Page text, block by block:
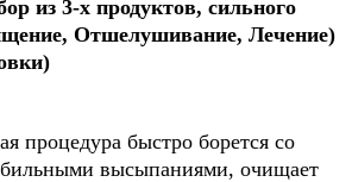
3-х продуктов, сильного
Отшелушивание, Лечение)
процедура быстро борется со
высыпаниями, очищает